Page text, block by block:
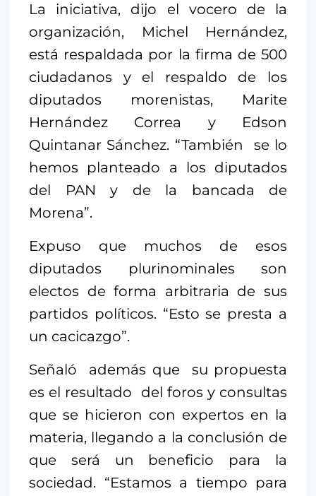
La iniciativa, dijo el vocero de la
organización, Michel Hernández,
está respaldada por la firma de 500
ciudadanos y el respaldo de los
diputados morenistas, Marite
Hernández Correa y Edson
Quintanar Sánchez. “También se lo
hemos planteado a los diputados
del PAN y de la bancada de
Morena”.
Expuso que muchos de esos
diputados plurinominales son
electos de forma arbitraria de sus
partidos políticos. “Esto se presta a
un cacicazgo”.
Señaló además que su propuesta
es el resultado del foros y consultas
que se hicieron con expertos en la
materia, llegando a la conclusión de
que será un beneficio para la
sociedad. “Estamos a tiempo para